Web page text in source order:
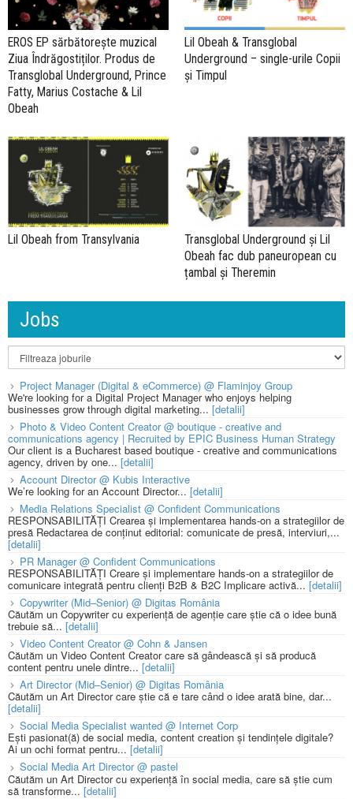
EROS EP sărbătorește muzical
Ziua Îndrăgostiților. Produs de
Transglobal Underground, Prince
Fatty, Marius Costache & Lil
Obeah
Lil Obeah & Transglobal
Underground – single-urile Copii
și Timpul
Lil Obeah from Transylvania
Transglobal Underground și Lil
Obeah fac dub paneuropean cu
țambal și Theremin
Jobs
Project Manager (Digital & eCommerce) @ Flaminjoy Group
We're looking for a Digital Project Manager who enjoys helping
businesses grow through digital marketing... [detalii]
Photo & Video Content Creator @ boutique - creative and
communications agency | Recruited by EPIC Business Human Strategy
Our client is a Bucharest based boutique - creative and communications
agency, driven by one... [detalii]
Account Director @ Kubis Interactive
We’re looking for an Account Director... [detalii]
Media Relations Specialist @ Confident Communications
RESPONSABILITĂȚI Crearea și implementarea hands-on a strategiilor de
presă Redactarea de conținut editorial: comunicate de presă, interviuri,...
[detalii]
PR Manager @ Confident Communications
RESPONSABILITĂȚI Creare și implementare hands-on a strategiilor de
comunicare integrată pentru clienți B2B & B2C Implicare activă... [detalii]
Copywriter (Mid–Senior) @ Digitas România
Căutăm un Copywriter cu experiență de agenție care știe că o idee bună
trebuie să... [detalii]
Video Content Creator @ Cohn & Jansen
Căutăm un Video Content Creator care să gândească și să producă
content pentru unele dintre... [detalii]
Art Director (Mid–Senior) @ Digitas România
Căutăm un Art Director care știe că e tare când o idee arată bine, dar...
[detalii]
Social Media Specialist wanted @ Internet Corp
Ești pasionat(ă) de social media, content creation și tendințele digitale?
Ai un ochi format pentru... [detalii]
Social Media Art Director @ pastel
Căutăm un Art Director cu experiență în social media, care să știe cum
să transforme... [detalii]